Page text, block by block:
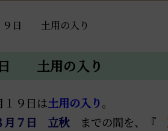
９日 土用の入り
日 土用の入り
９日は土用の入り。
月７日 立秋までの間を、『